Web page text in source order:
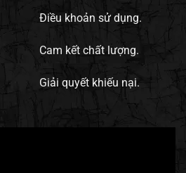
Điều khoản sử dụng.
Cam kết chất lượng.
Giải quyết khiếu nại.